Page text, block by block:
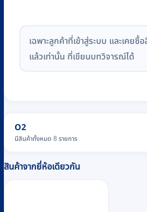
เฉพาะลูกค้าที่เข้าสู่ระบบ และเคยซื้
แล้วเท่านั้น ที่เขียนบทวิจารณ์ได้
O2
มีสินค้าทั้งหมด 8 รายการ
สินค้าจากยี่ห้อเดียวกัน